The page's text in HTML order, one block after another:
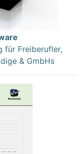
für Freiberufler,
& GmbHs